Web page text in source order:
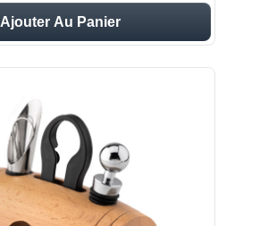
Ajouter Au Panier